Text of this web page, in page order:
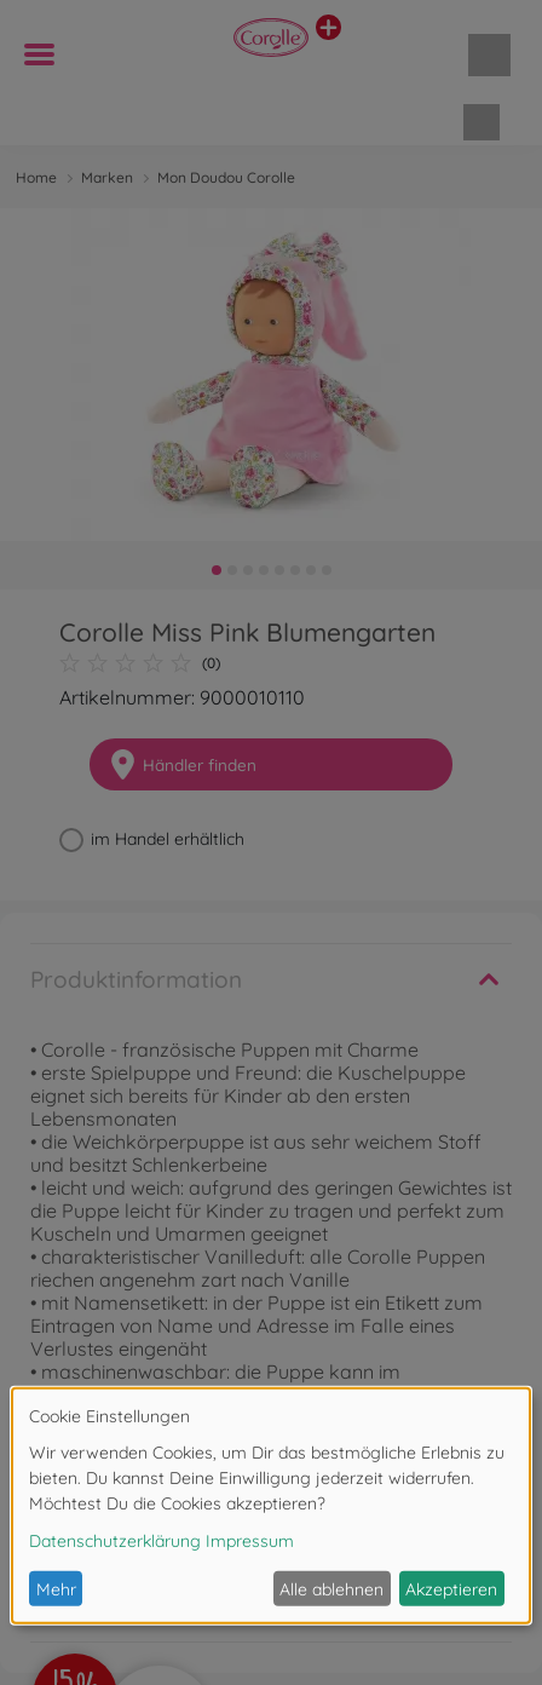
Home Marken Mon Doudou Corolle
Corolle Miss Pink Blumengarten
(0)
Artikelnummer: 9000010110
Händler finden
im Handel erhältlich
Produktinformation
• Corolle - französische Puppen mit Charme
• erste Spielpuppe und Freund: die Kuschelpuppe
eignet sich bereits für Kinder ab den ersten
Lebensmonaten
• die Weichkörperpuppe ist aus sehr weichem Stoff
und besitzt Schlenkerbeine
• leicht und weich: aufgrund des geringen Gewichtes ist
die Puppe leicht für Kinder zu tragen und perfekt zum
Kuscheln und Umarmen geeignet
• charakteristischer Vanilleduft: alle Corolle Puppen
riechen angenehm zart nach Vanille
• mit Namensetikett: in der Puppe ist ein Etikett zum
Eintragen von Name und Adresse im Falle eines
Verlustes eingenäht
• maschinenwaschbar: die Puppe kann im
Schonwaschgang in der Waschmaschine gewaschen
werden
• Größe der Puppe: 25cm
Bewertungen
FAQ